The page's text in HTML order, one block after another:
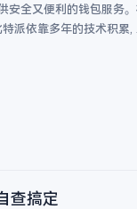
安全又便利的钱包服务
特派依靠多年的技术积累
查搞定